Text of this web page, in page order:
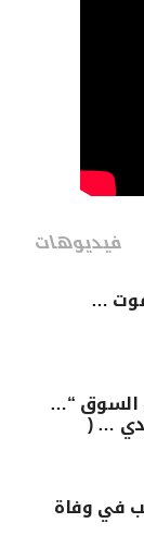
فيديوهات
…
السوق “…
… (
في وفاة